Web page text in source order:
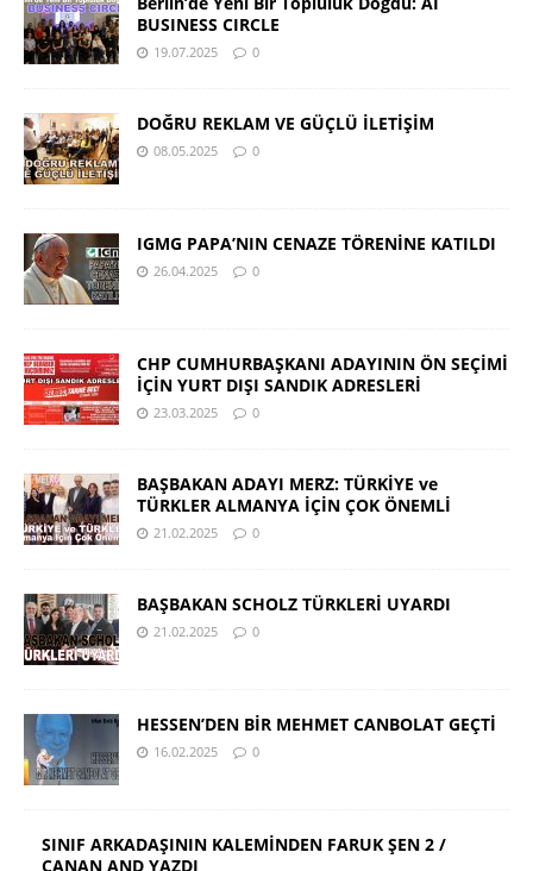
BUSINESS CIRCLE
19.07.2025 0
DOĞRU REKLAM VE GÜÇLÜ İLETİŞİM
08.05.2025 0
IGMG PAPA’NIN CENAZE TÖRENİNE KATILDI
26.04.2025 0
CHP CUMHURBAŞKANI ADAYININ ÖN SEÇİMİ
İÇİN YURT DIŞI SANDIK ADRESLERİ
23.03.2025 0
BAŞBAKAN ADAYI MERZ: TÜRKİYE ve
TÜRKLER ALMANYA İÇİN ÇOK ÖNEMLİ
21.02.2025 0
BAŞBAKAN SCHOLZ TÜRKLERİ UYARDI
21.02.2025 0
HESSEN’DEN BİR MEHMET CANBOLAT GEÇTİ
16.02.2025 0
SINIF ARKADAŞININ KALEMİNDEN FARUK ŞEN 2 /
CANAN AND YAZDI